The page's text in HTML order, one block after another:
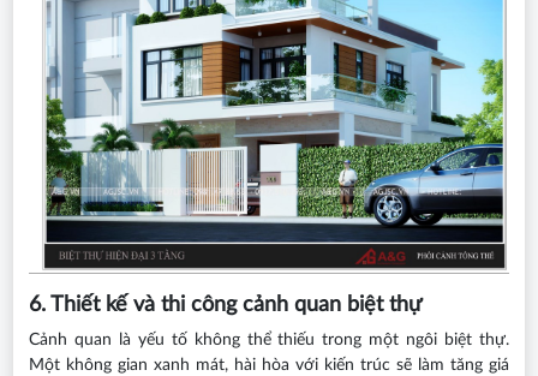
6. Thiết kế và thi công cảnh quan biệt thự
Cảnh quan là yếu tố không thể thiếu trong một ngôi biệt thự.
Một không gian xanh mát, hài hòa với kiến trúc sẽ làm tăng giá